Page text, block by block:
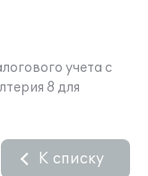
учета с
8 для
К списку